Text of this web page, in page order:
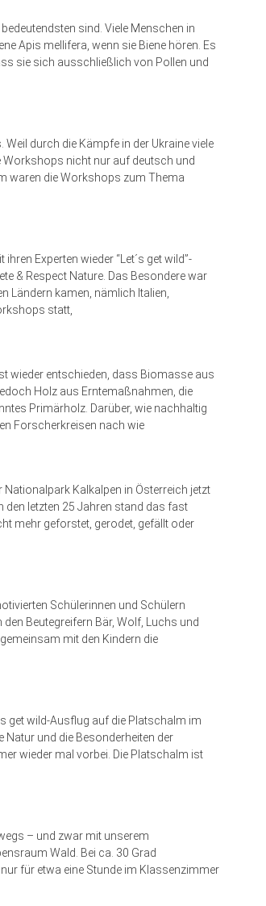
sind. Viele Menschen in
Apis mellifera, wenn sie Biene hören. Es
sie sich ausschließlich von Pollen und
durch die Kämpfe in der Ukraine viele
Workshops nicht nur auf deutsch und
waren die Workshops zum Thema
Experten wieder “Let´s get wild”-
& Respect Nature. Das Besondere war
Ländern kamen, nämlich Italien,
statt,
wieder entschieden, dass Biomasse aus
Holz aus Erntemaßnahmen, die
Primärholz. Darüber, wie nachhaltig
Forscherkreisen nach wie
Kalkalpen in Österreich jetzt
den letzten 25 Jahren stand das fast
mehr geforstet, gerodet, gefällt oder
Schülerinnen und Schülern
Beutegreifern Bär, Wolf, Luchs und
mit den Kindern die
get wild-Ausflug auf die Platschalm im
Natur und die Besonderheiten der
wieder mal vorbei. Die Platschalm ist
– und zwar mit unserem
Wald. Bei ca. 30 Grad
für etwa eine Stunde im Klassenzimmer